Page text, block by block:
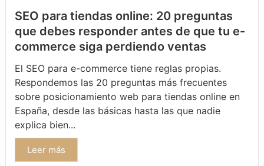
SEO para tiendas online: 20 preguntas
que debes responder antes de que tu e-
commerce siga perdiendo ventas
El SEO para e-commerce tiene reglas propias.
Respondemos las 20 preguntas más frecuentes
sobre posicionamiento web para tiendas online en
España, desde las básicas hasta las que nadie
explica bien...
Leer más